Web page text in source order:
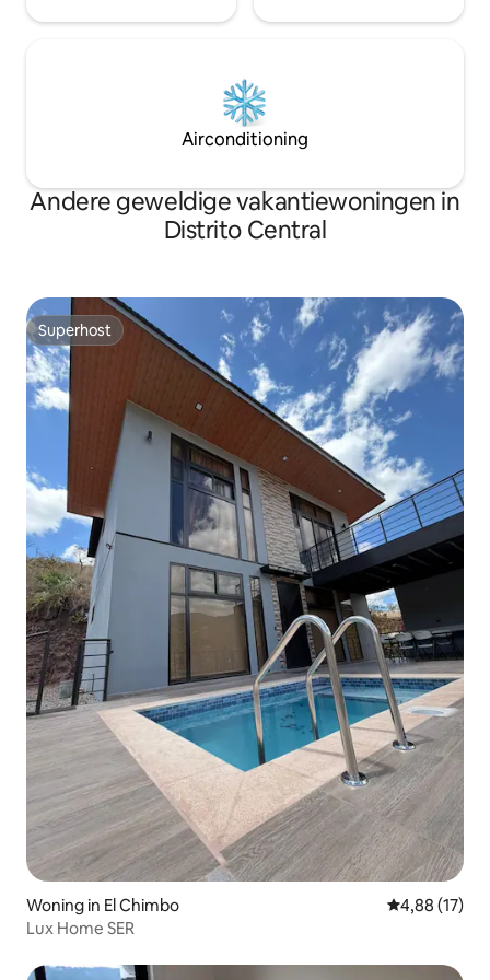
Airconditioning
Andere geweldige vakantiewoningen in
Distrito Central
Superhost
Superhost
Woning in El Chimbo Gemiddelde
4,88 (17)
Lux Home SER